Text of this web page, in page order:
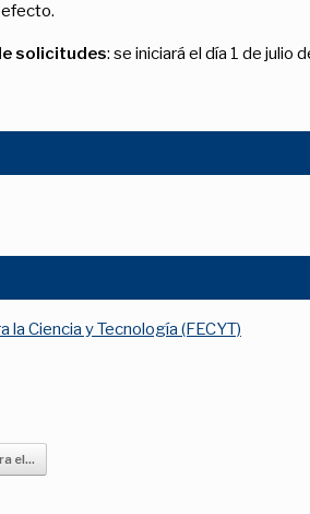
solicitudes: se iniciará el día 1 de julio
la Ciencia y Tecnología (FECYT)
el…